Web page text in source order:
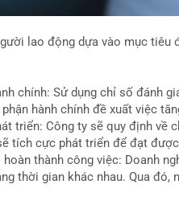
lao động dựa vào mục
chính: Sử dụng chỉ số đánh
hành chính đề xuất việc
triển: Công ty sẽ quy định về
tích cực phát triển để đạt
thành công việc: Doanh
thời gian khác nhau. Qua